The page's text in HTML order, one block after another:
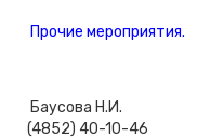
Прочие мероприятия.
Баусова Н.И.
(4852) 40-10-46